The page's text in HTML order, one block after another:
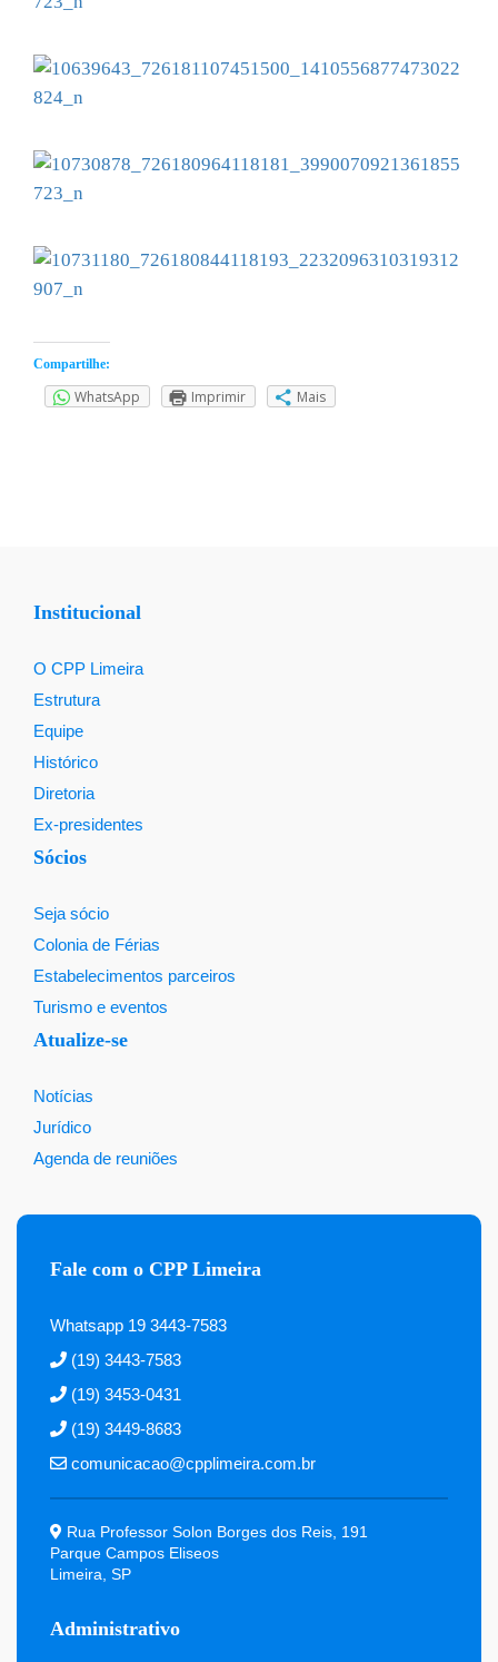
Compartilhe:
WhatsApp Imprimir Mais
Institucional
O CPP Limeira
Estrutura
Equipe
Histórico
Diretoria
Ex-presidentes
Sócios
Seja sócio
Colonia de Férias
Estabelecimentos parceiros
Turismo e eventos
Atualize-se
Notícias
Jurídico
Agenda de reuniões
Fale com o CPP Limeira
Whatsapp 19 3443-7583
(19) 3443-7583
(19) 3453-0431
(19) 3449-8683
comunicacao@cpplimeira.com.br
Rua Professor Solon Borges dos Reis, 191
Parque Campos Eliseos
Limeira, SP
Administrativo